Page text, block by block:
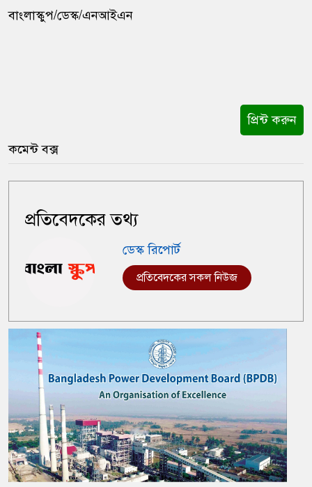
বাংলাস্কুপ/ডেস্ক/এনআইএন
প্রিন্ট করুন
কমেন্ট বক্স
প্রতিবেদকের তথ্য
ডেস্ক রিপোর্ট
প্রতিবেদকের সকল নিউজ